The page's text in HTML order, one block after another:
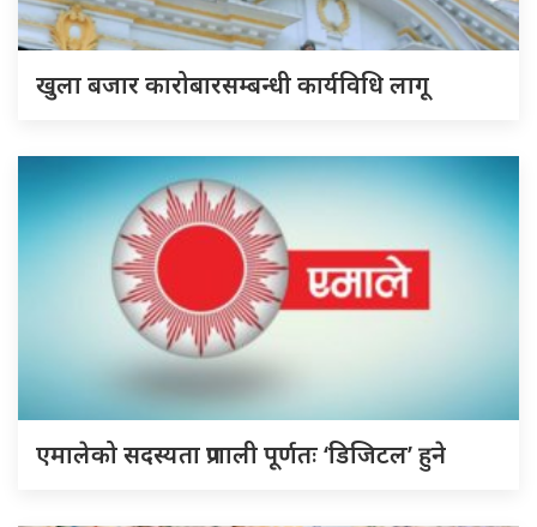
खुला बजार कारोबारसम्बन्धी कार्यविधि लागू
एमालेको सदस्यता प्रणाली पूर्णतः ‘डिजिटल’ हुने